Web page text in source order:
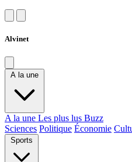
Alvinet
A la une
A la une Les plus lus Buzz
Sciences Politique Économie
Sports